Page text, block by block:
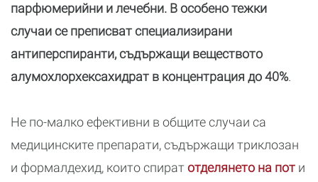
парфюмерийни и лечебни. В особено тежки
случаи се преписват специализирани
антиперспиранти, съдържащи веществото
алумохлорхексахидрат в концентрация до 40%.
Не по-малко ефективни в общите случаи са
медицинските препарати, съдържащи триклозан
и формалдехид, които спират отделянето на пот и